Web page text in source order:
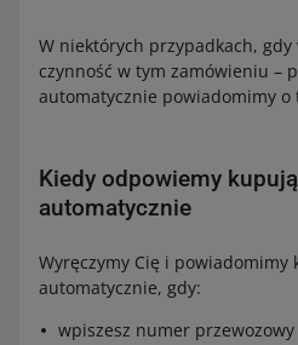
W niektórych przypadkach, gdy
czynność w tym zamówieniu –
automatycznie powiadomimy o
Kiedy odpowiemy
automatycznie
Wyręczymy Cię i powiadomimy
automatycznie, gdy:
wpiszesz numer przewozowy